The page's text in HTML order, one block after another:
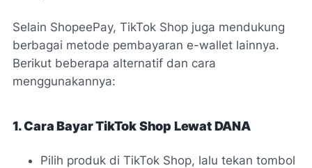
Selain ShopeePay, TikTok Shop juga mendukung
berbagai metode pembayaran e-wallet lainnya.
Berikut beberapa alternatif dan cara
menggunakannya:
1. Cara Bayar TikTok Shop Lewat DANA
Pilih produk di TikTok Shop, lalu tekan tombol